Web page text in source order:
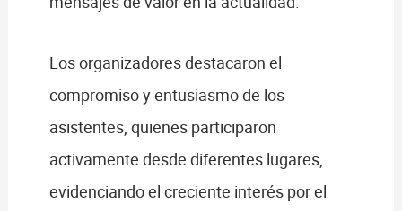
Los organizadores destacaron el
compromiso y entusiasmo de los
asistentes, quienes participaron
activamente desde diferentes lugares,
evidenciando el creciente interés por el